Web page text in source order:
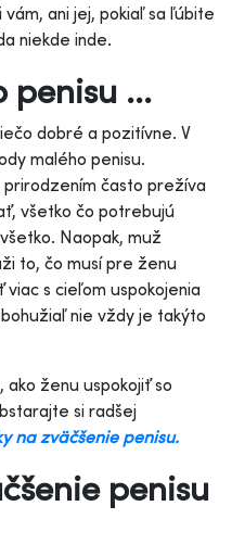
ani jej, pokiaľ sa ľúbite
niekde inde.
penisu ...
dobré a pozitívne. V
malého penisu.
často prežíva
všetko čo potrebujú
Naopak, muž
to, čo musí pre ženu
s cieľom uspokojenia
nie vždy je takýto
ženu uspokojiť so
si radšej
na zväčšenie penisu.
penisu